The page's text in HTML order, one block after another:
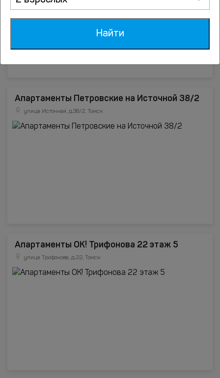
Апартаменты Петровские на Источной 38/2
улица Источная, д.38/2, Томск
Апартаменты ОК! Трифонова 22 этаж 5
улица Трифонова, д.22, Томск
Найти